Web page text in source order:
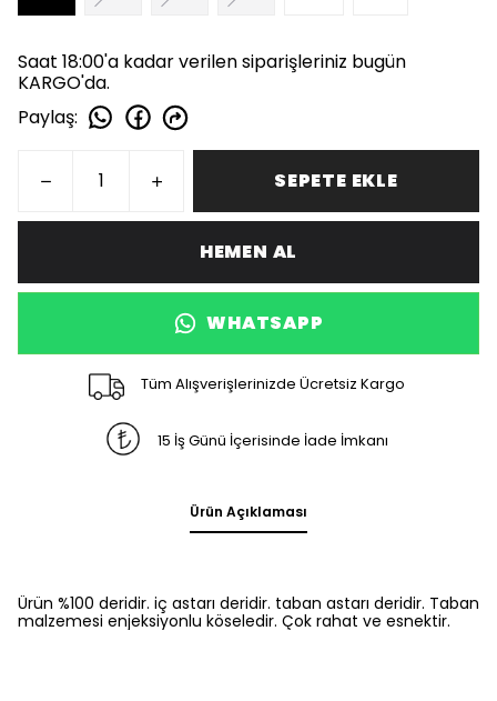
Saat 18:00'a kadar verilen siparişleriniz bugün
KARGO'da.
Paylaş:
SEPETE EKLE
HEMEN AL
WHATSAPP
Tüm Alışverişlerinizde Ücretsiz Kargo
15 İş Günü İçerisinde İade İmkanı
Ürün Açıklaması
Ürün %100 deridir. iç astarı deridir. taban astarı deridir. Taban
malzemesi enjeksiyonlu köseledir. Çok rahat ve esnektir.